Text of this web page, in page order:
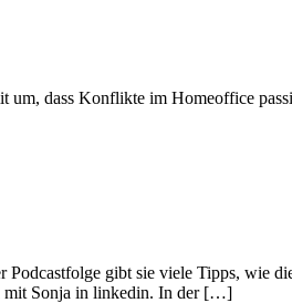
dass Konflikte im Homeoffice
gibt sie viele Tipps, wie
mit Sonja in linkedin. In der […]